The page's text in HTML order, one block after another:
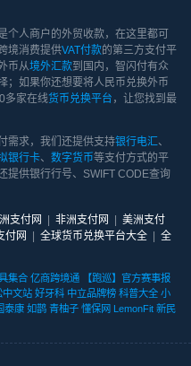
人商户的外贸收款，在这里都可
境消费提供VAT付款的第三方支付平
币从境外汇款到国内，智闪付有众
；如果你还想要将人民币兑换外币
多家在线货币兑换平台 ，让您找到最
需求，我们还提供支持银行电汇、
银行卡、 数字货币等支付方式的平
提供银行行号、SWIFT CODE查询
支付网 非洲支付网
美洲支付
付网 全球货币兑换平台大全
全
集合 亿商跨境通
【跑巡】官方赛事报
中文站 好牙科 中立品牌榜 科普大全 小
泰康 如鹊 青柚子 懂保网 LemonFit 新民